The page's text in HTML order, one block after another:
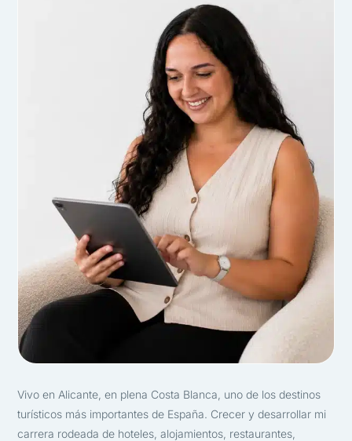
Vivo en Alicante, en plena Costa Blanca, uno de los destinos
turísticos más importantes de España. Crecer y desarrollar mi
carrera rodeada de hoteles, alojamientos, restaurantes,